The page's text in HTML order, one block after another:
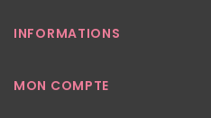
INFORMATIONS
MON COMPTE